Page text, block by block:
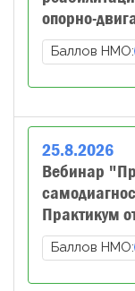
опорно-
Баллов НМО:
25.8.2026
Вебинар
Практикум
Баллов НМО: